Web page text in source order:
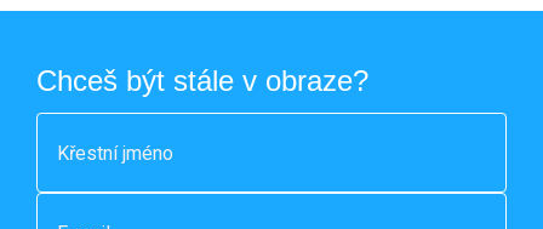
Chceš být stále v obraze?